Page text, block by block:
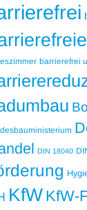
barrierefrei
DIN 18040
KfW KfW-